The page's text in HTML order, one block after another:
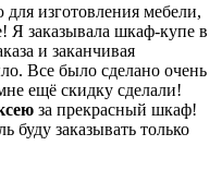
изготовления мебели,
Я заказывала шкаф-купе в
и заканчивая
Все было сделано очень
ещё скидку сделали!
за прекрасный шкаф!
буду заказывать только